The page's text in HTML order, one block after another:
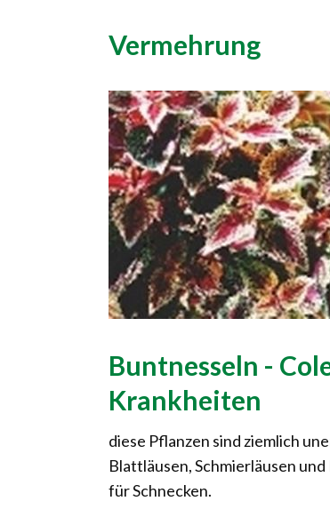
Vermehrung
Buntnesseln -
Krankheiten
diese Pflanzen sind ziemlich
Blattläusen, Schmierläusen
für Schnecken.